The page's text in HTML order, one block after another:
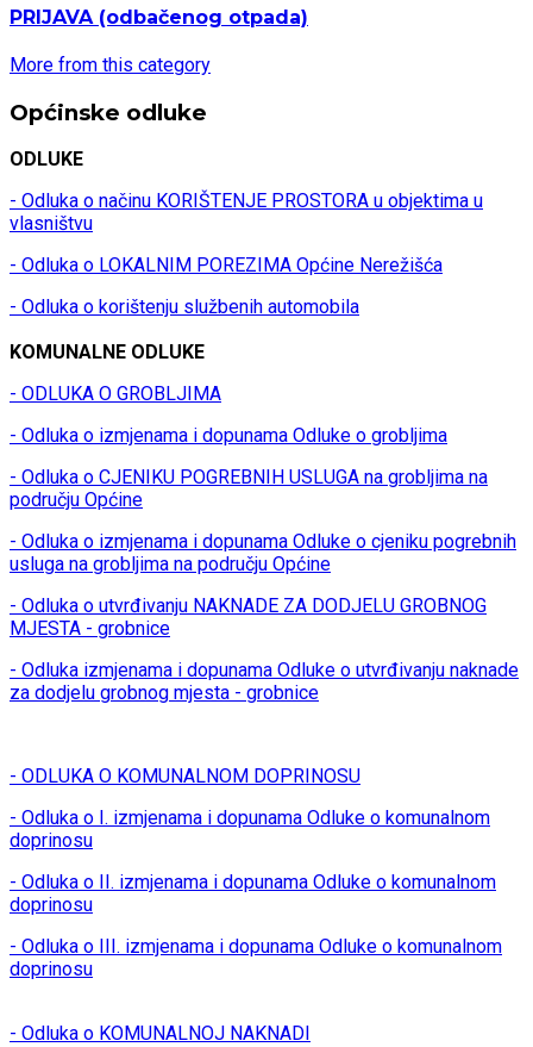
PRIJAVA (odbačenog otpada)
More from this category
Općinske odluke
ODLUKE
- Odluka o načinu KORIŠTENJE PROSTORA u objektima u
vlasništvu
- Odluka o LOKALNIM POREZIMA Općine Nerežišća
- Odluka o korištenju službenih automobila
KOMUNALNE ODLUKE
- ODLUKA O GROBLJIMA
- Odluka o izmjenama i dopunama Odluke o grobljima
- Odluka o CJENIKU POGREBNIH USLUGA na grobljima na
području Općine
- Odluka o izmjenama i dopunama Odluke o cjeniku pogrebnih
usluga na grobljima na području Općine
- Odluka o utvrđivanju NAKNADE ZA DODJELU GROBNOG
MJESTA - grobnice
- Odluka izmjenama i dopunama Odluke o utvrđivanju naknade
za dodjelu grobnog mjesta - grobnice
- ODLUKA O KOMUNALNOM DOPRINOSU
- Odluka o I. izmjenama i dopunama Odluke o komunalnom
doprinosu
- Odluka o II. izmjenama i dopunama Odluke o komunalnom
doprinosu
- Odluka o III. izmjenama i dopunama Odluke o komunalnom
doprinosu
- Odluka o KOMUNALNOJ NAKNADI